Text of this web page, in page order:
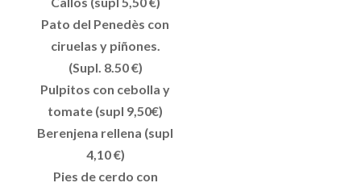
Pato del Penedès con
ciruelas y piñones.
(Supl. 8.50 €)
Pulpitos con cebolla y
tomate (supl 9,50€)
Berenjena rellena (supl
4,10 €)
Pies de cerdo con